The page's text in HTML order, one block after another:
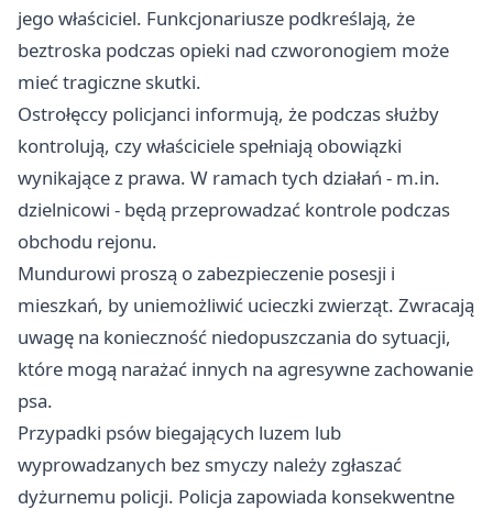
jego właściciel. Funkcjonariusze podkreślają, że
beztroska podczas opieki nad czworonogiem może
mieć tragiczne skutki.
Ostrołęccy policjanci informują, że podczas służby
kontrolują, czy właściciele spełniają obowiązki
wynikające z prawa. W ramach tych działań - m.in.
dzielnicowi - będą przeprowadzać kontrole podczas
obchodu rejonu.
Mundurowi proszą o zabezpieczenie posesji i
mieszkań, by uniemożliwić ucieczki zwierząt. Zwracają
uwagę na konieczność niedopuszczania do sytuacji,
które mogą narażać innych na agresywne zachowanie
psa.
Przypadki psów biegających luzem lub
wyprowadzanych bez smyczy należy zgłaszać
dyżurnemu policji. Policja zapowiada konsekwentne